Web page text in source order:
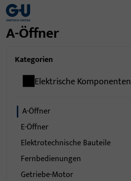
A-Öffner
Kategorien
Elektrische Komponenten
A-Öffner
E-Öffner
Elektrotechnische Bauteile
Fernbedienungen
Getriebe-Motor